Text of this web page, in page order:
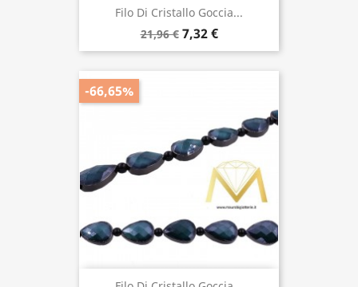
Filo Di Cristallo Goccia...
21,96 € 7,32 €
-66,65%